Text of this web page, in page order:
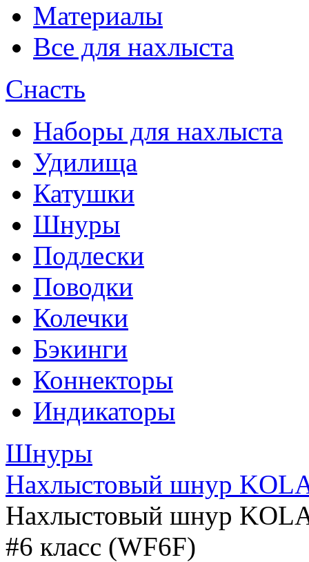
Материалы
Все для нахлыста
Снасть
Наборы для нахлыста
Удилища
Катушки
Шнуры
Подлески
Поводки
Колечки
Бэкинги
Коннекторы
Индикаторы
Шнуры
Нахлыстовый шнур
Нахлыстовый шнур
#6 класс (WF6F)